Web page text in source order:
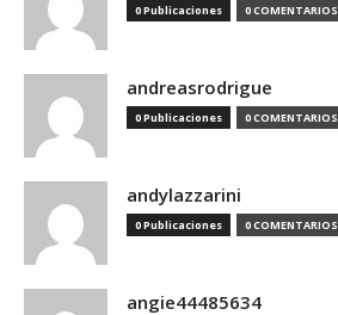
0 Publicaciones 0 COMENTARIOS
andreasrodrigue
0 Publicaciones 0 COMENTARIOS
andylazzarini
0 Publicaciones 0 COMENTARIOS
angie44485634